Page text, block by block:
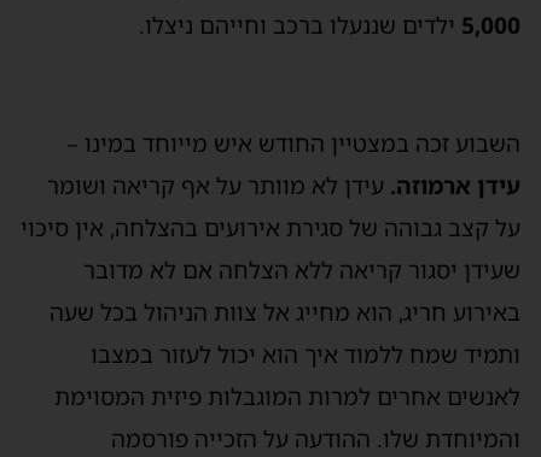
5,000ילדים שננעלו ברכב וחייהם ניצלו.
השבוע זכה במצטיין החודש איש מייוחד במינו –
עידן ארמוזה.עידן לא מוותר על אף קריאה ושומר
על קצב גבוהה של סגירת אירועים בהצלחה, אין סיכוי
שעידן יסגור קריאה ללא הצלחה אם לא מדובר
באירוע חריג, הוא מחייג אל צוות הניהול בכל שעה
ותמיד שמח ללמוד איך הוא יכול לעזור במצבו
לאנשים אחרים למרות המוגבלות פיזית המסוימת
והמיוחדת שלו. ההודעה על הזכייה פורסמה